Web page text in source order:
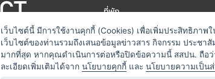
ที่พัก
สถานที่จัดงาน
ท่องเที่ยว / นำเที่ยว
ออแกไนเซอร์
เว็บไซต์นี้ มีการใช้งานคุกกี้ (Cookies) เพื่อเพิ่มประสิทธิภา
เว็บไซต์ของท่านรวมถึงเสนอข้อมูลข่าวสาร กิจกรรม ประช
มากที่สุด หากคุณดำเนินการต่อหรือปิดข้อความนี้ สสปน. ถือ
ละเอียดเพิ่มเติมได้จาก นโยบายคุกกี้ และ นโยบายความเป็น